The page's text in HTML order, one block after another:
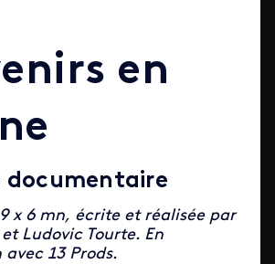
en
documentaire
x 6 mn, écrite et réalisée par
Ludovic Tourte. En
13 Prods.